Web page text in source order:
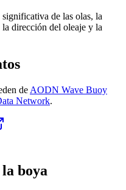
de las olas, la
dirección del oleaje y la
de AODN Wave Buoy
Network.
boya